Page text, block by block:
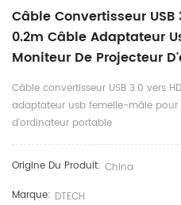
Câble Convertisseur USB
0.2m Câble Adaptateur
Moniteur De Projecteur
Câble convertisseur USB 3.0 vers
adaptateur usb femelle-mâle
d'ordinateur portable
Origine Du Produit: China
Marque: DTECH